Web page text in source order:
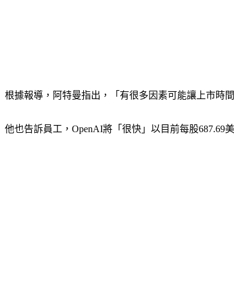
根據報導，阿特曼指出，「有很多因素可能讓上市時
他也告訴員工，OpenAI將「很快」以目前每股687.69